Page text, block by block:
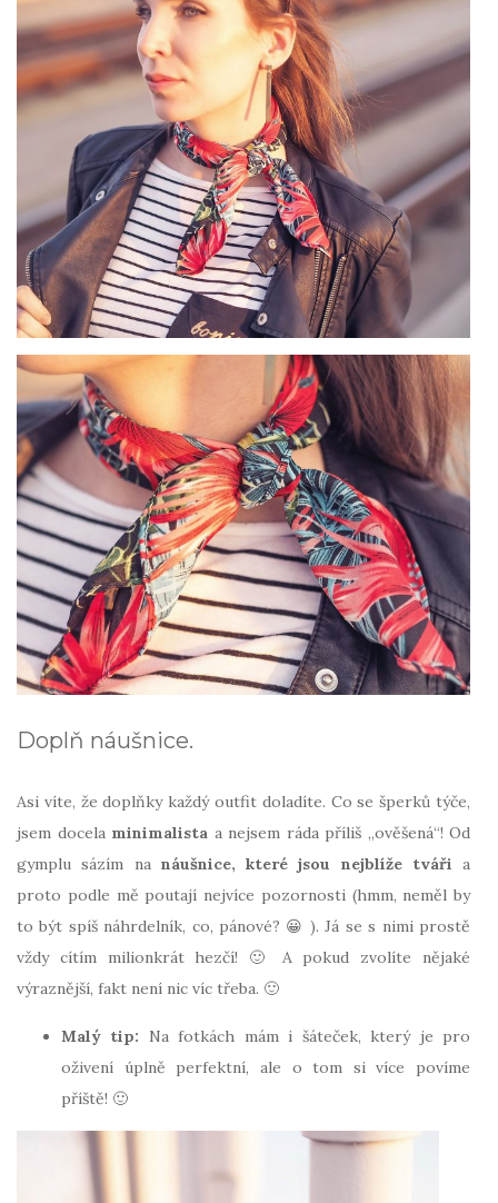
Doplň náušnice.
Asi víte, že doplňky každý outfit doladíte. Co se šperků týče,
jsem docela minimalista a nejsem ráda příliš „ověšená“! Od
gymplu sázím na náušnice, které jsou nejblíže tváři a
proto podle mě poutají nejvíce pozornosti (hmm, neměl by
to být spíš náhrdelník, co, pánové? 😀 ). Já se s nimi prostě
vždy cítím milionkrát hezčí! 🙂 A pokud zvolíte nějaké
výraznější, fakt není nic víc třeba. 🙂
Malý tip: Na fotkách mám i šáteček, který je pro
oživení úplně perfektní, ale o tom si více povíme
příště! 🙂